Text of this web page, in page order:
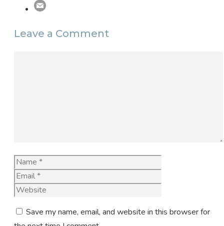
Leave a Comment
Name
Save my name, email, and website in this browser for